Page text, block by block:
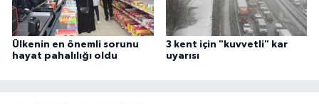
Ülkenin en önemli sorunu
hayat pahalılığı oldu
3 kent için "kuvvetli" kar
uyarısı